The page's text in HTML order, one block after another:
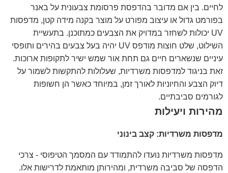
לחיים. בין אם מדובר בהדפסת פרסומת צבעונית על באנר
בפורמט גדול או עיצוב מפורט על מוצר בקנה מידה קטן, מדפסות
UV יכולות לשחזר במדויק את הצבעים כמתוכנן. בתעשיית
השילוט, שלט חוצות מודפס UV יהיה בעל צבעים בהירים ותופסי
עיניים שנשארים חיים גם תחת אור שמש ישיר לתקופות ארוכות.
זאת בניגוד למדפסות משרדיות, שעלולות להתקשות לשמור על
דיוק הצבע והחיוניות לאורך זמן, במיוחד כאשר הן חשופות
לגורמים סביבתיים.
מהירות ויעילות
מדפסות משרדיות: קצב בינוני
מדפסות משרדיות נועדו להתמודד עם המסמך הטיפוסי - צרכי
הדפסה של סביבה משרדית, ומהירותן מותאמת לדרישות אלו.